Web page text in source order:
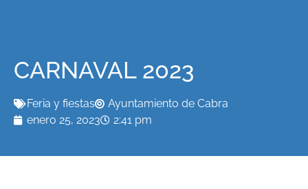
CARNAVAL 2023
Feria y fiestas
Ayuntamiento de Cabra
enero 25, 2023
2:41 pm